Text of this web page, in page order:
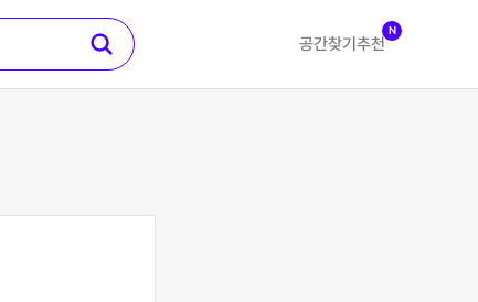
공간찾기 추천
N